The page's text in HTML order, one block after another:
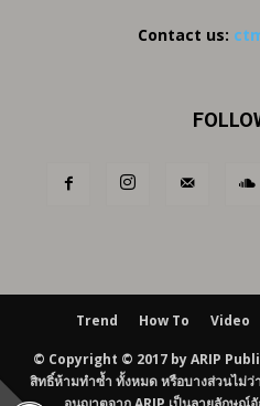
Contact us:
Trend How To Video
© Copyright © 2017 by ARIP
สิทธิ์ห้ามทำซ้ำ ทั้งหมด หรือบางส่วนไม่ว่